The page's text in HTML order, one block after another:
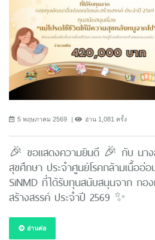
5 พฤษภาคม 2569 อ่าน 1,081 ครั้ง
🎉 ขอแสดงความยินดี 🎉 กับ นาง
สุขศึกษา ประจำศูนย์โรคกล้ามเนื้ออ่
SiNMD ที่ได้รับทุนสนับสนุนจาก ก
สร้างสรรค์ ประจำปี 2569 ✨
อ่านต่อ